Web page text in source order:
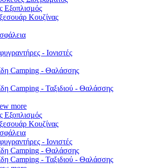
Εξοπλισμός
Κουζίνας
- Ιονιστές
Camping - Θαλάσσης
Camping - Ταξιδιού - Θαλάσσης
more
Εξοπλισμός
Κουζίνας
- Ιονιστές
Camping - Θαλάσσης
Camping - Ταξιδιού - Θαλάσσης